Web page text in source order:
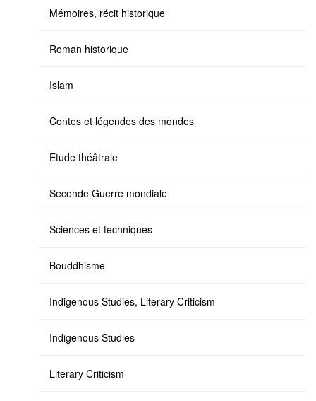
Mémoires, récit historique
Roman historique
Islam
Contes et légendes des mondes
Etude théâtrale
Seconde Guerre mondiale
Sciences et techniques
Bouddhisme
Indigenous Studies, Literary Criticism
Indigenous Studies
Literary Criticism